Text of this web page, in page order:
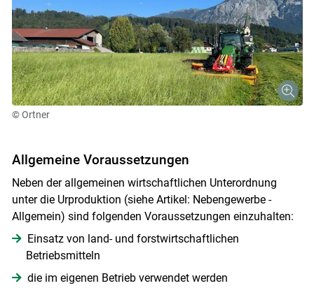
© Ortner
Allgemeine Voraussetzungen
Neben der allgemeinen wirtschaftlichen Unterordnung
unter die Urproduktion (siehe Artikel: Nebengewerbe -
Allgemein) sind folgenden Voraussetzungen einzuhalten:
Einsatz von land- und forstwirtschaftlichen
Betriebsmitteln
die im eigenen Betrieb verwendet werden